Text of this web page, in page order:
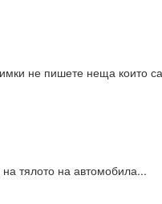
не пишете неща които
тялото на автомобила...